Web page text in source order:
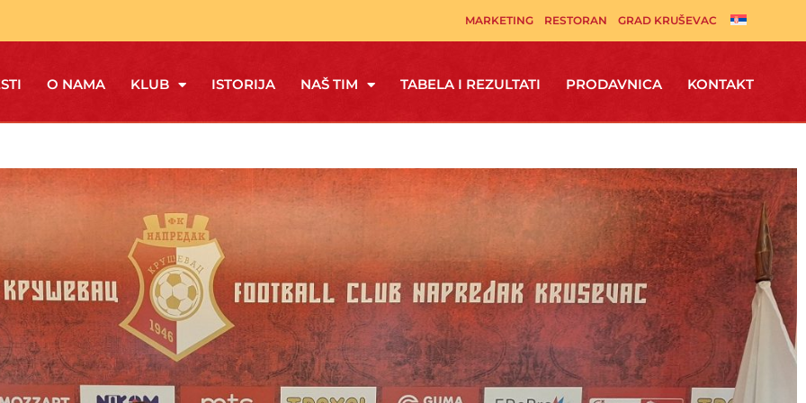
MARKETING RESTORAN GRAD KRUŠEVAC
O NAMA KLUB ISTORIJA NAŠ TIM TABELA I REZULTATI PRODAVNICA KONTAKT